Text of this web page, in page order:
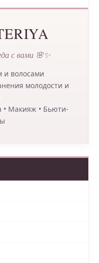
с вами 🌸✨
и волосами
молодости и
• Макияж • Бьюти-